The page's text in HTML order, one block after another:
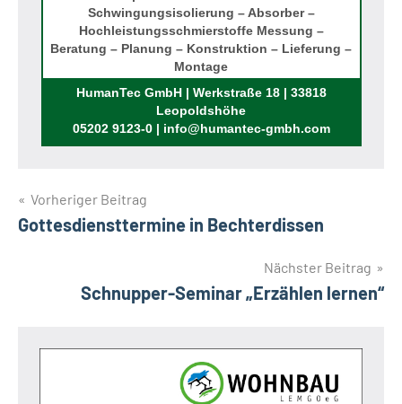
Schwingungsisolierung – Absorber –
Hochleistungsschmierstoffe Messung –
Beratung – Planung – Konstruktion – Lieferung –
Montage
Rufen Sie uns an!
HumanTec GmbH | Werkstraße 18 | 33818
Leopoldshöhe
05202 9123-0 | info@humantec-gmbh.com
Beitragsnavigation
Vorheriger Beitrag
Gottesdiensttermine in Bechterdissen
Nächster Beitrag
Schnupper-Seminar „Erzählen lernen“